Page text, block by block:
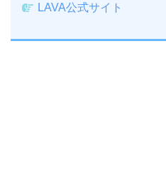
LAVA公式サイト